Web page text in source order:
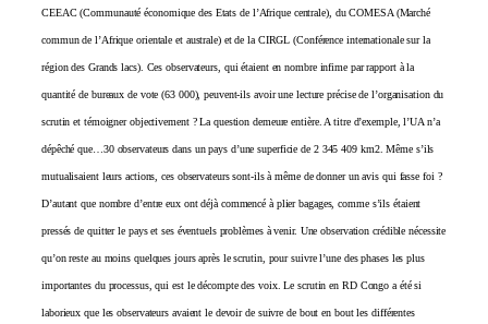
CEEAC (Communauté économique des Etats de l’Afrique centrale), du COMESA (Marché
commun de l’Afrique orientale et australe) et de la CIRGL (Conférence internationale sur la
région des Grands lacs). Ces observateurs, qui étaient en nombre infime par rapport à la
quantité de bureaux de vote (63 000), peuvent-ils avoir une lecture précise de l’organisation du
scrutin et témoigner objectivement ? La question demeure entière. A titre d’exemple, l’UA n’a
dépêché que…30 observateurs dans un pays d’une superficie de 2 345 409 km2. Même s’ils
mutualisaient leurs actions, ces observateurs sont-ils à même de donner un avis qui fasse foi ?
D’autant que nombre d’entre eux ont déjà commencé à plier bagages, comme s’ils étaient
pressés de quitter le pays et ses éventuels problèmes à venir. Une observation crédible nécessite
qu’on reste au moins quelques jours après le scrutin, pour suivre l’une des phases les plus
importantes du processus, qui est le décompte des voix. Le scrutin en RD Congo a été si
laborieux que les observateurs avaient le devoir de suivre de bout en bout les différentes